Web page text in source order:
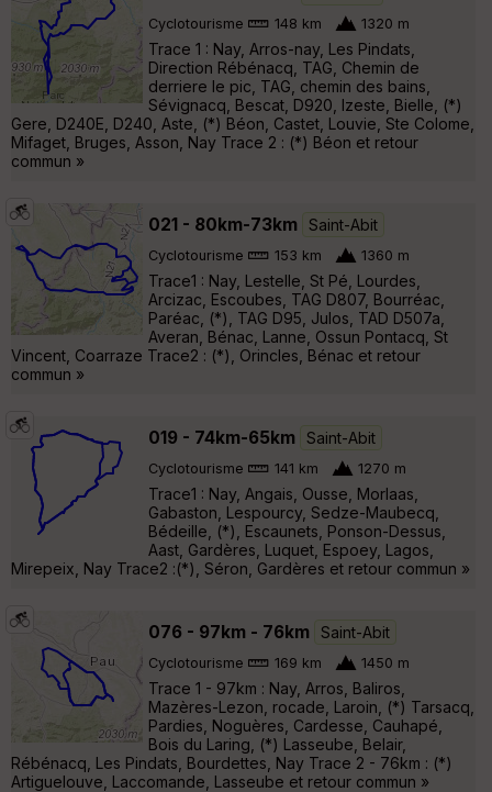
Cyclotourisme 148 km 1320 m
Trace 1 : Nay, Arros-nay, Les Pindats,
Direction Rébénacq, TAG, Chemin de
derriere le pic, TAG, chemin des bains,
Sévignacq, Bescat, D920, Izeste, Bielle, (*)
Gere, D240E, D240, Aste, (*) Béon, Castet, Louvie, Ste Colome,
Mifaget, Bruges, Asson, Nay Trace 2 : (*) Béon et retour
commun »
021 - 80km-73km Saint-Abit
Cyclotourisme 153 km 1360 m
Trace1 : Nay, Lestelle, St Pé, Lourdes,
Arcizac, Escoubes, TAG D807, Bourréac,
Paréac, (*), TAG D95, Julos, TAD D507a,
Averan, Bénac, Lanne, Ossun Pontacq, St
Vincent, Coarraze Trace2 : (*), Orincles, Bénac et retour
commun »
019 - 74km-65km Saint-Abit
Cyclotourisme 141 km 1270 m
Trace1 : Nay, Angais, Ousse, Morlaas,
Gabaston, Lespourcy, Sedze-Maubecq,
Bédeille, (*), Escaunets, Ponson-Dessus,
Aast, Gardères, Luquet, Espoey, Lagos,
Mirepeix, Nay Trace2 :(*), Séron, Gardères et retour commun »
076 - 97km - 76km Saint-Abit
Cyclotourisme 169 km 1450 m
Trace 1 - 97km : Nay, Arros, Baliros,
Mazères-Lezon, rocade, Laroin, (*) Tarsacq,
Pardies, Noguères, Cardesse, Cauhapé,
Bois du Laring, (*) Lasseube, Belair,
Rébénacq, Les Pindats, Bourdettes, Nay Trace 2 - 76km : (*)
Artiguelouve, Laccomande, Lasseube et retour commun »